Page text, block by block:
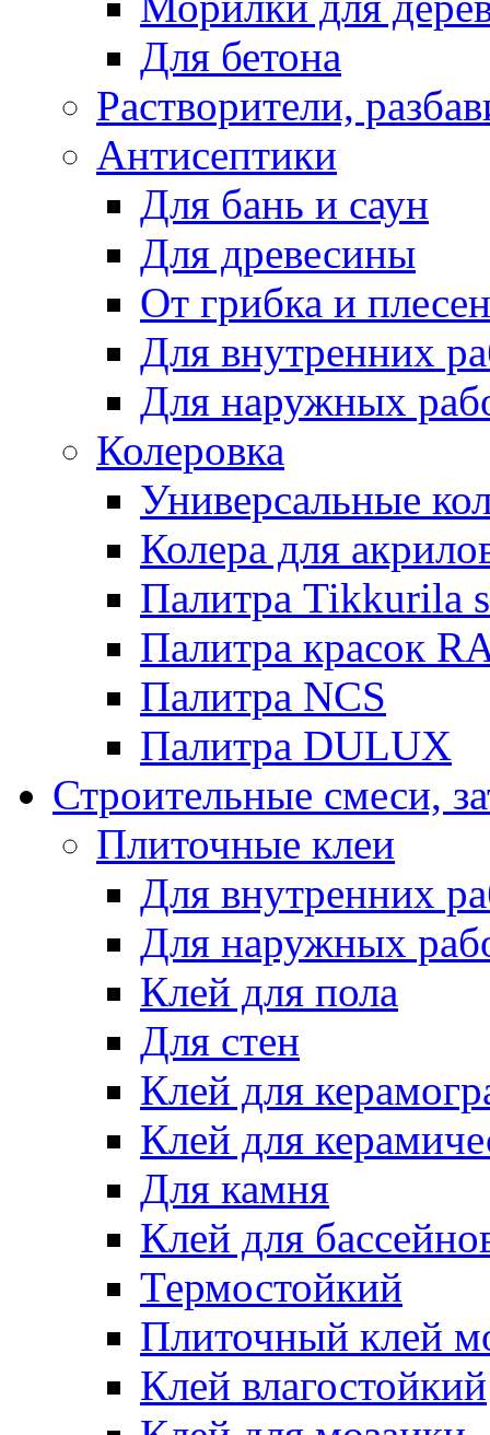
Для бетона
Растворители,
Антисептики
Для бань и саун
Для древесины
От грибка и
Для внутренних
Для наружных
Колеровка
Универсальные
Колера для
Палитра Tikkurila
Палитра красок
Палитра NCS
Палитра DULUX
Строительные смеси,
Плиточные клеи
Для внутренних
Для наружных
Клей для пола
Для стен
Клей для
Клей для
Для камня
Клей для
Термостойкий
Плиточный клей
Клей влагостойкий